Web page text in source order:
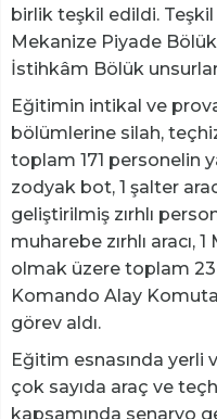
birlik teşkil edildi.
Mekanize Piyade
İstihkâm Bölük
Eğitimin intikal ve
bölümlerine silah,
toplam 171 personelin
zodyak bot, 1 şalter
geliştirilmiş zırhlı
muharebe zırhlı aracı, 1
olmak üzere toplam 23
Komando Alay
görev aldı.
Eğitim esnasında yerli
çok sayıda araç ve
kapsamında senaryo